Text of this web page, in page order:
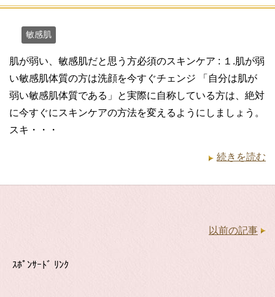
敏感肌
肌が弱い、敏感肌だと思う方必須のスキンケア : １.肌が弱
い敏感肌体質の方は洗顔を今すぐチェンジ 「自分は肌が
弱い敏感肌体質である」と実際に自称している方は、絶対
に今すぐにスキンケアの方法を変えるようにしましょう。
スキ・・・
続きを読む
以前の記事
ｽﾎﾟﾝｻｰﾄﾞ ﾘﾝｸ